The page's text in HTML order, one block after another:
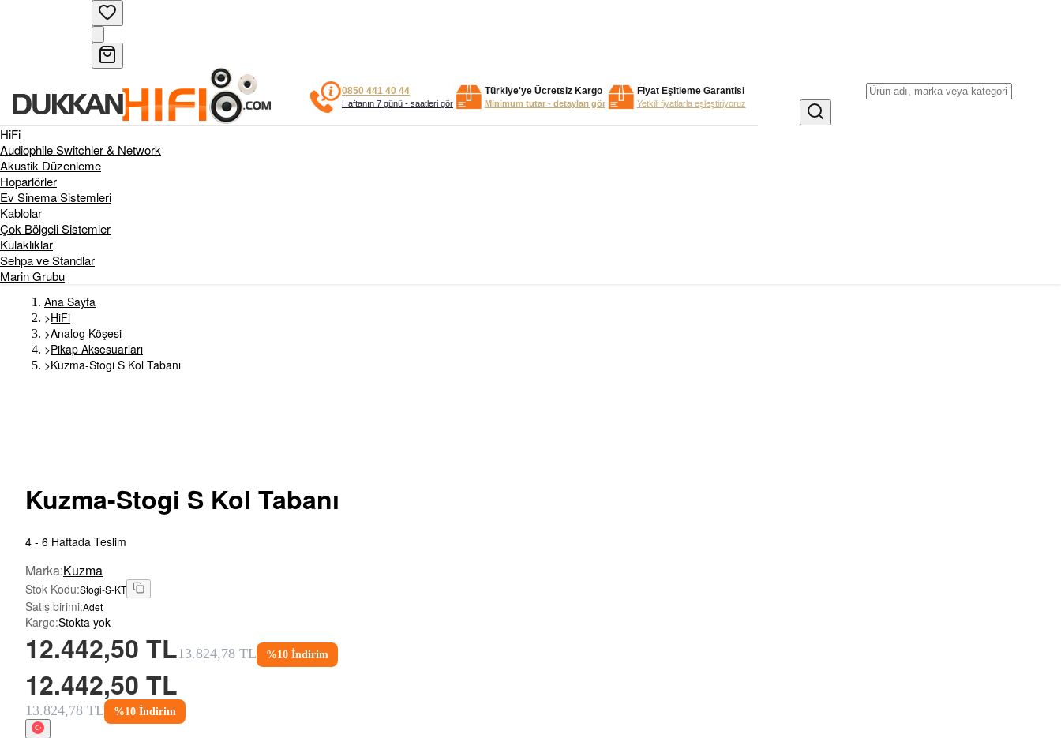
0850 441 40 44
Haftanın 7 günü - saatleri gör
Türkiye'ye Ücretsiz Kargo
Minimum tutar - detayları gör
Fiyat Eşitleme Garantisi
Yetkili fiyatlarla eşleştiriyoruz
HiFi
Audiophile Switchler & Network
Akustik Düzenleme
Hoparlörler
Ev Sinema Sistemleri
Kablolar
Çok Bölgeli Sistemler
Kulaklıklar
Sehpa ve Standlar
Marin Grubu
Ana Sayfa
>HiFi
>Analog Köşesi
>Pikap Aksesuarları
>Kuzma-Stogi S Kol Tabanı
Kuzma-Stogi S Kol Tabanı
4 - 6 Haftada Teslim
Marka:Kuzma
Stok Kodu:Stogi-S-KT
Satış birimi:Adet
Kargo:Stokta yok
12.442,50 TL13.824,78 TL %10 İndirim
12.442,50 TL
13.824,78 TL %10 İndirim